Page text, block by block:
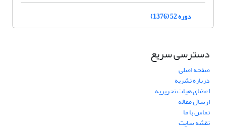
دوره 52 (1376)
دسترسی سریع
صفحه اصلی
درباره نشریه
اعضای هیات تحریریه
ارسال مقاله
تماس با ما
نقشه سایت